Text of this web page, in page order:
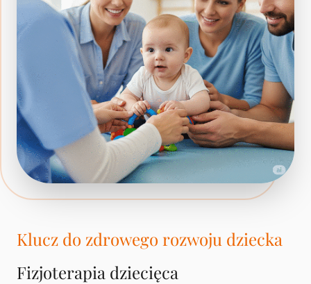
Klucz do zdrowego rozwoju dziecka
Fizjoterapia dziecięca